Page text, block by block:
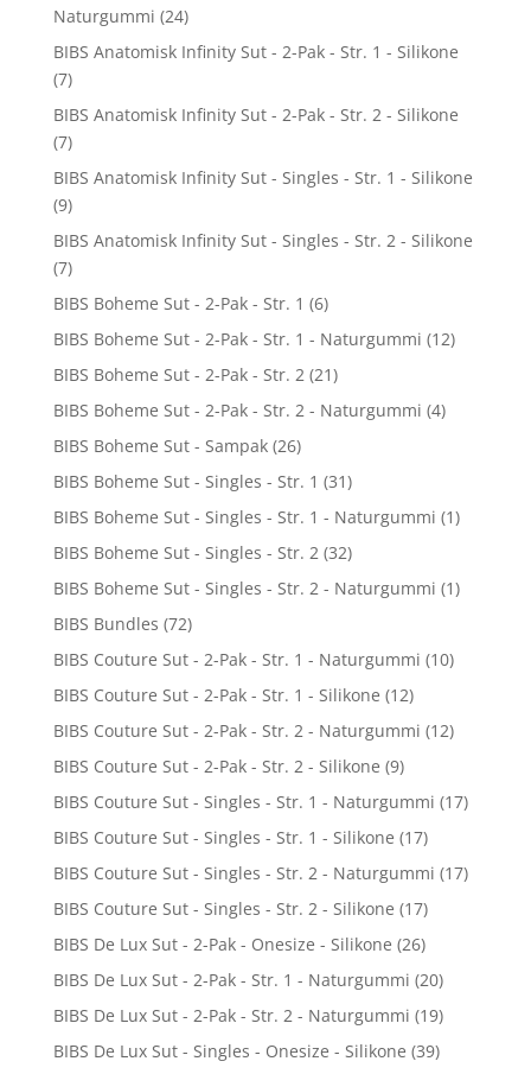
Naturgummi (24)
BIBS Anatomisk Infinity Sut - 2-Pak - Str. 1 - Silikone
(7)
BIBS Anatomisk Infinity Sut - 2-Pak - Str. 2 - Silikone
(7)
BIBS Anatomisk Infinity Sut - Singles - Str. 1 - Silikone
(9)
BIBS Anatomisk Infinity Sut - Singles - Str. 2 - Silikone
(7)
BIBS Boheme Sut - 2-Pak - Str. 1 (6)
BIBS Boheme Sut - 2-Pak - Str. 1 - Naturgummi (12)
BIBS Boheme Sut - 2-Pak - Str. 2 (21)
BIBS Boheme Sut - 2-Pak - Str. 2 - Naturgummi (4)
BIBS Boheme Sut - Sampak (26)
BIBS Boheme Sut - Singles - Str. 1 (31)
BIBS Boheme Sut - Singles - Str. 1 - Naturgummi (1)
BIBS Boheme Sut - Singles - Str. 2 (32)
BIBS Boheme Sut - Singles - Str. 2 - Naturgummi (1)
BIBS Bundles (72)
BIBS Couture Sut - 2-Pak - Str. 1 - Naturgummi (10)
BIBS Couture Sut - 2-Pak - Str. 1 - Silikone (12)
BIBS Couture Sut - 2-Pak - Str. 2 - Naturgummi (12)
BIBS Couture Sut - 2-Pak - Str. 2 - Silikone (9)
BIBS Couture Sut - Singles - Str. 1 - Naturgummi (17)
BIBS Couture Sut - Singles - Str. 1 - Silikone (17)
BIBS Couture Sut - Singles - Str. 2 - Naturgummi (17)
BIBS Couture Sut - Singles - Str. 2 - Silikone (17)
BIBS De Lux Sut - 2-Pak - Onesize - Silikone (26)
BIBS De Lux Sut - 2-Pak - Str. 1 - Naturgummi (20)
BIBS De Lux Sut - 2-Pak - Str. 2 - Naturgummi (19)
BIBS De Lux Sut - Singles - Onesize - Silikone (39)